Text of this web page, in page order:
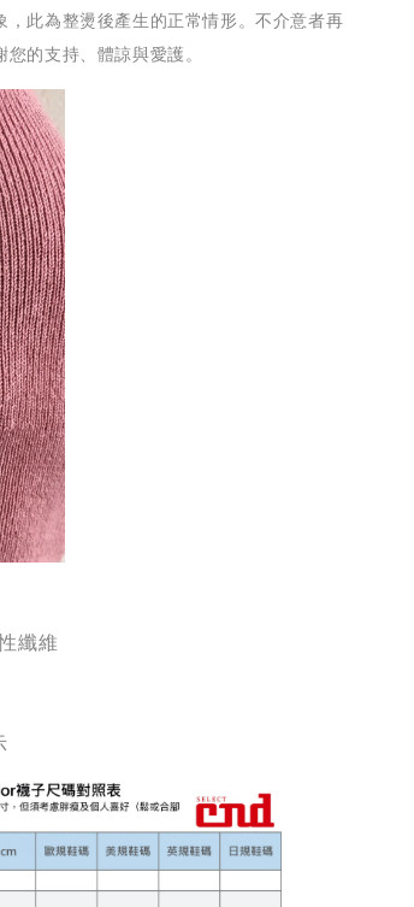
此為整燙後產生的正常情形。不介意者再
的支持、體諒與愛護。
纖維